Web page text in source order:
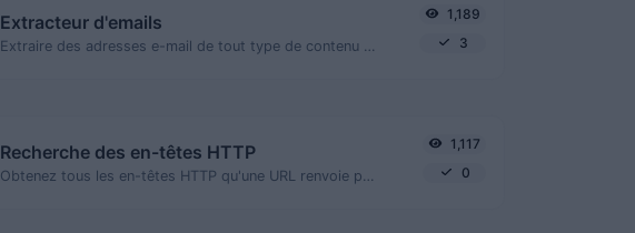
Extracteur d'emails
1,189
3
Recherche des en-têtes HTTP
1,117
0